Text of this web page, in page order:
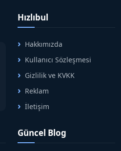
Hızlıbul
Hakkımızda
Kullanıcı Sözleşmesi
Gizlilik ve KVKK
Reklam
İletişim
Güncel Blog